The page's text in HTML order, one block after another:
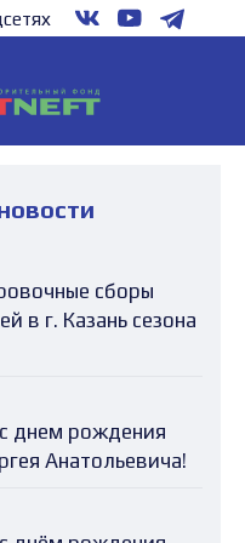
сборы
в г. Казань сезона
днем рождения
Анатольевича!